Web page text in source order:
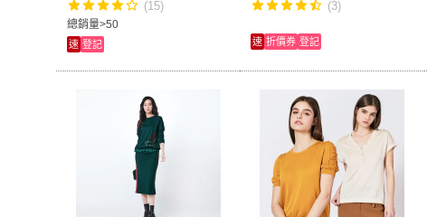
總銷量>50
(15)
速 登記
(3)
速 折價券 登記